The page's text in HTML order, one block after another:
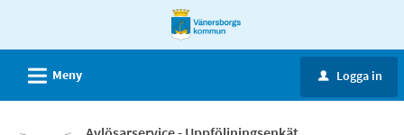
tjänster
L Meny u Logga in